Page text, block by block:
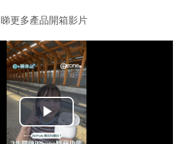
睇更多產品開箱影片
播